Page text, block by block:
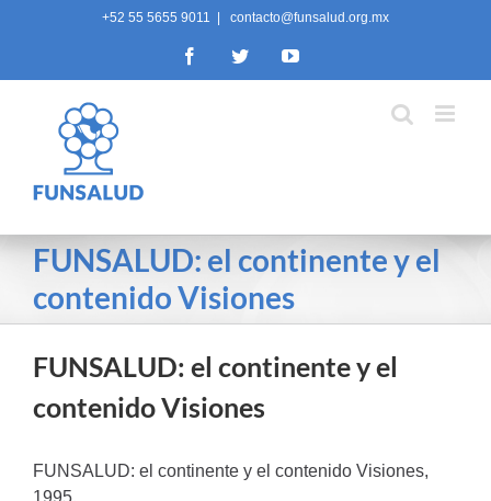
+52 55 5655 9011 contacto@funsalud.org.mx
FacebookTwitterYouTube
FUNSALUD: el continente y el
contenido Visiones
FUNSALUD: el continente y el
contenido Visiones
FUNSALUD: el continente y el contenido Visiones,